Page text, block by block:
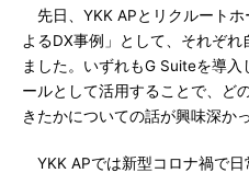
先日、YKK APとリクルートホ
よるDX事例」として、それぞ
ました。いずれもG Suiteを導
ールとして活用することで、ど
きたかについての話が興味深か
YKK APでは新型コロナ禍で日